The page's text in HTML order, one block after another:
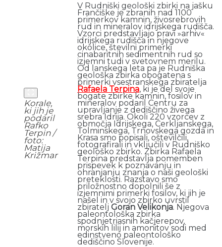
Korale,
ki jih je
podaril
Rafko
Terpin /
foto:
Matija
Križmar
V Rudniški geološki zbirki na jašku
Frančiške je zbranih nad 1100
primerkov kamnin, živosrebrovih
rud in mineralov idrijskega rudišča.
Vzorci predstavljajo pravi »arhiv«
idrijskega rudišča in njegove
okolice, številni primerki
cinabaritnih sedimentnih rud so
izjemni tudi v svetovnem merilu.
Od lanskega leta pa je Rudniška
geološka zbirka obogatena s
primerki vsestranskega zbiratelja
Rafaela Terpina, ki je del svoje
bogate zbirke kamnin, fosilov in
mineralov podaril Centru za
upravljanje z dediščino živega
srebra Idrija. Okoli 220 vzorcev z
območja Idrijskega, Cerkljanskega,
Tolminskega, Trnovskega gozda in
Krasa smo popisali, oštevilčili,
fotografirali in vključili v Rudniško
geološko zbirko. Zbirka Rafaela
Terpina predstavlja pomemben
prispevek k poznavanju in
ohranjanju znanja o naši geološki
preteklosti. Razstavo smo
priložnostno dopolnili še z
izjemnimi primerki fosilov, ki jih je
našel in v svojo zbirko uvrstil
zbiratelj Goran Velikonja. Njegova
paleontološka zbirka
spodnjetriasnih kačjerepov,
morskih lilij in amonitov sodi med
edinstveno paleontološko
dediščino Slovenije.